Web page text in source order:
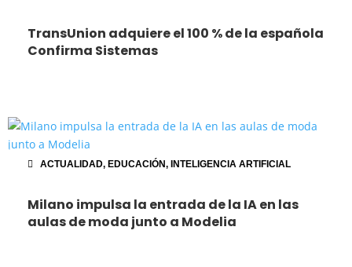
TransUnion adquiere el 100 % de la española
Confirma Sistemas
ACTUALIDAD, EDUCACIÓN, INTELIGENCIA ARTIFICIAL
Milano impulsa la entrada de la IA en las
aulas de moda junto a Modelia